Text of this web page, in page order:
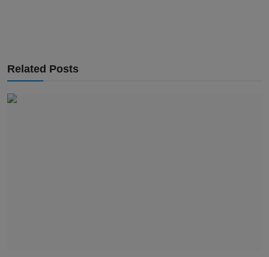
Related Posts